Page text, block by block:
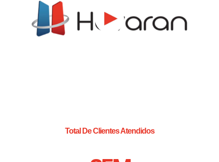
Total De Clientes Atendidos